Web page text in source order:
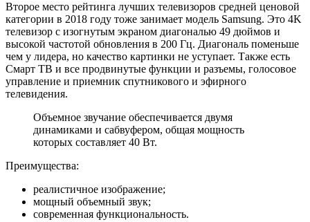
Второе место рейтинга лучших телевизоров средней ценовой
категории в 2018 году тоже занимает модель Samsung. Это 4K
телевизор с изогнутым экраном диагональю 49 дюймов и
высокой частотой обновления в 200 Гц. Диагональ поменьше
чем у лидера, но качество картинки не уступает. Также есть
Смарт ТВ и все продвинутые функции и разъемы, голосовое
управление и приемник спутникового и эфирного
телевидения.
Объемное звучание обеспечивается двумя
динамиками и сабвуфером, общая мощность
которых составляет 40 Вт.
Преимущества:
реалистичное изображение;
мощный объемный звук;
современная функциональность.